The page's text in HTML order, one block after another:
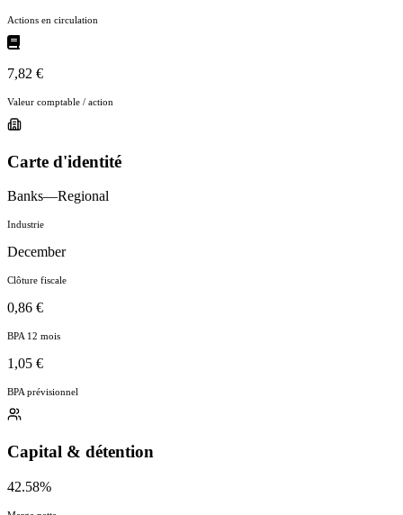
Actions en circulation
7,82 €
Valeur comptable / action
Carte d'identité
Banks—Regional
Industrie
December
Clôture fiscale
0,86 €
BPA 12 mois
1,05 €
BPA prévisionnel
Capital & détention
42.58%